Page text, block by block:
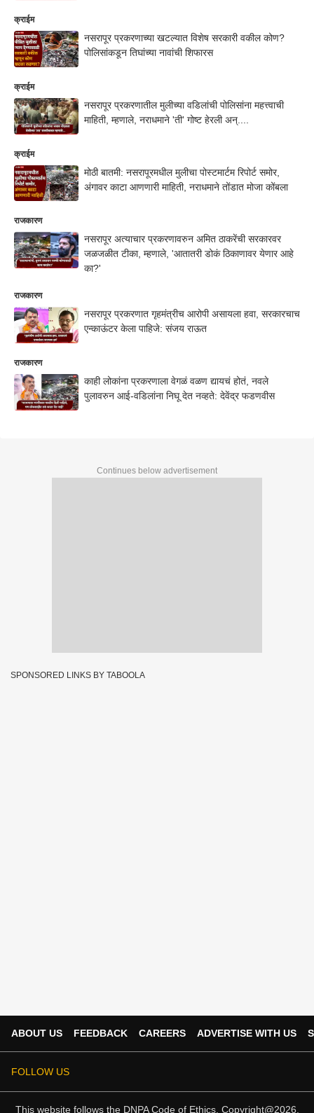
क्राईम
नसरापूर प्रकरणाच्या खटल्यात विशेष सरकारी वकील कोण?
पोलिसांकडून तिघांच्या नावांची शिफारस
क्राईम
नसरापूर प्रकरणातील मुलीच्या वडिलांची पोलिसांना महत्त्वाची
माहिती, म्हणाले, नराधमाने 'ती' गोष्ट हेरली अन्....
क्राईम
मोठी बातमी: नसरापूरमधील मुलीचा पोस्टमार्टम रिपोर्ट समोर,
अंगावर काटा आणणारी माहिती, नराधमाने तोंडात मोजा कोंबला
राजकारण
नसरापूर अत्याचार प्रकरणावरुन अमित ठाकरेंची सरकारवर
जळजळीत टीका, म्हणाले, 'आतातरी डोकं ठिकाणावर येणार आहे
का?'
राजकारण
नसरापूर प्रकरणात गृहमंत्रीच आरोपी असायला हवा, सरकारचाच
एन्काऊंटर केला पाहिजे: संजय राऊत
राजकारण
काही लोकांना प्रकरणाला वेगळं वळण द्यायचं होतं, नवले
पुलावरुन आई-वडिलांना निघू देत नव्हते: देवेंद्र फडणवीस
Continues below advertisement
SPONSORED LINKS BY TABOOLA
ABOUT US FEEDBACK CAREERS ADVERTISE WITH US
FOLLOW US
This website follows the DNPA Code of Ethics. Copyright@2026.